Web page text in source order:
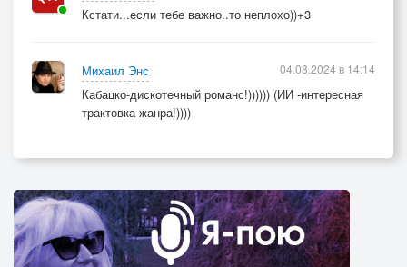
Кстати...если тебе важно..то неплохо))+3
Михаил Энс
Кабацко-дискотечный романс!)))))) (ИИ -интересная
трактовка жанра!))))
04.08.2024 в 14:14